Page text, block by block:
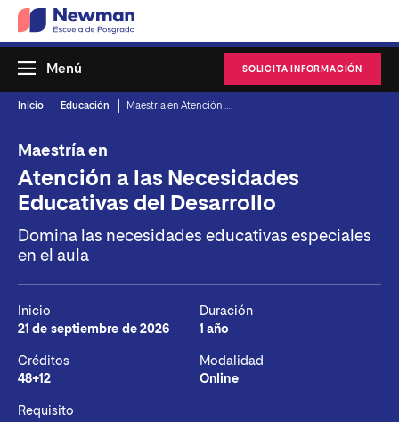
SOLICITA INFORMACIÓN
Menú
Inicio Educación
Maestría en
Atención a las Necesidades
Educativas del Desarrollo
Domina las necesidades educativas especiales
en el aula
Inicio
21 de septiembre de 2026
Duración
1 año
Créditos
48+12
Modalidad
Online
Requisito